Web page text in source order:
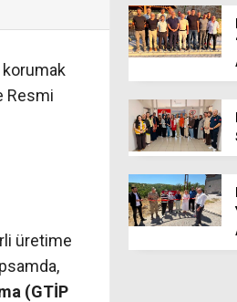
korumak
Resmi
üretime
(GTİP